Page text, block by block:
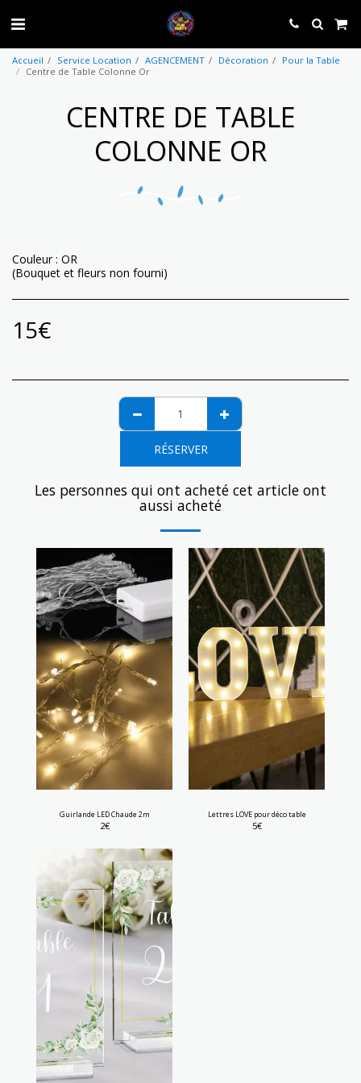
Accueil Service Location AGENCEMENT Décoration
Pour la Table
Centre de Table Colonne Or
CENTRE DE TABLE
COLONNE OR
Couleur : OR
(Bouquet et fleurs non fourni)
15€
RÉSERVER
Les personnes qui ont acheté cet article ont
aussi acheté
Guirlande LED Chaude 2m
2€
Lettres LOVE pour déco table
5€